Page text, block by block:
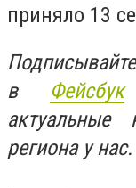
приняло 13
в
Фейсбук
актуальные
региона у нас.